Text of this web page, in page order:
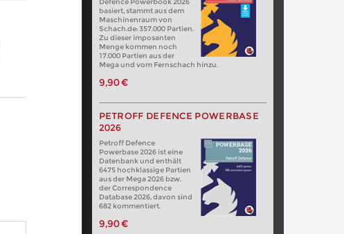
Defence Powerbook 2026
basiert, stammt aus dem
Maschinenraum von
Schach.de: 357.000 Partien.
Zu dieser imposanten
Menge kommen noch
17.000 Partien aus der
Mega und vom Fernschach hinzu.
9,90 €
PETROFF DEFENCE POWERBASE
2026
Petroff Defence
Powerbase 2026 ist eine
Datenbank und enthält
6475 hochklassige Partien
aus der Mega 2026 bzw.
der Correspondence
Database 2026, davon sind
682 kommentiert.
9,90 €